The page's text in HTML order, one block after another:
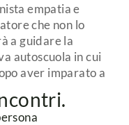
empatia e
che non lo
a guidare la
autoscuola in cui
aver imparato a